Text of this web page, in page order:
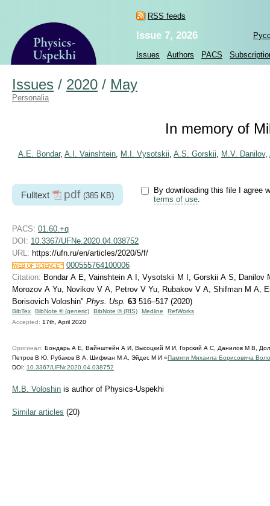
RSS feeds
Issue 7, 2026
Issues Authors PACS
Issues / 2020 / May
Personalia
In memory of
A.E. Bondar, A.I. Vainshtein, M.I. Vysotskii, A.S. Gorskii, M.V. Danilov,
Fulltext pdf (385 KB)
By downloading this file I agree
terms of use.
PACS: 01.60.+q
DOI: 10.3367/UFNe.2020.04.038752
URL: https://ufn.ru/en/articles/2020/5/f/
000555764100006
Citation: Bondar A E, Vainshtein A I, Vysotskii M I, Gorskii A S, Danilov
Morozov A Yu, Novikov V A, Petrov V Yu, Rubakov V A, Shifman M A,
Borisovich Voloshin" Phys. Usp. 63 516–517 (2020)
BibTex BibNote ® (generic) BibNote ® (RIS) Medline
RefWorks
Accepted: 17th, April 2020
Оригинал: Бондарь А Е, Вайнштейн А И, Высоцкий М И, Горский А С, Данилов М В,
Петров В Ю, Рубаков В А, Шифман М А, Эйдес М И «Памяти Михаила Борисовича
DOI: 10.3367/UFNr.2020.04.038752
M.B. Voloshin is author of Physics-Uspekhi
Similar articles (20)